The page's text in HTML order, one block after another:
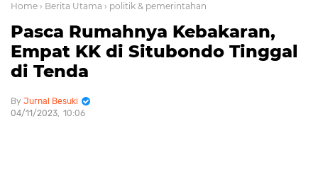
Home › Berita Utama › politik & pemerintahan
Pasca Rumahnya Kebakaran,
Empat KK di Situbondo Tinggal
di Tenda
Jurnal Besuki
04/11/2023 10:06